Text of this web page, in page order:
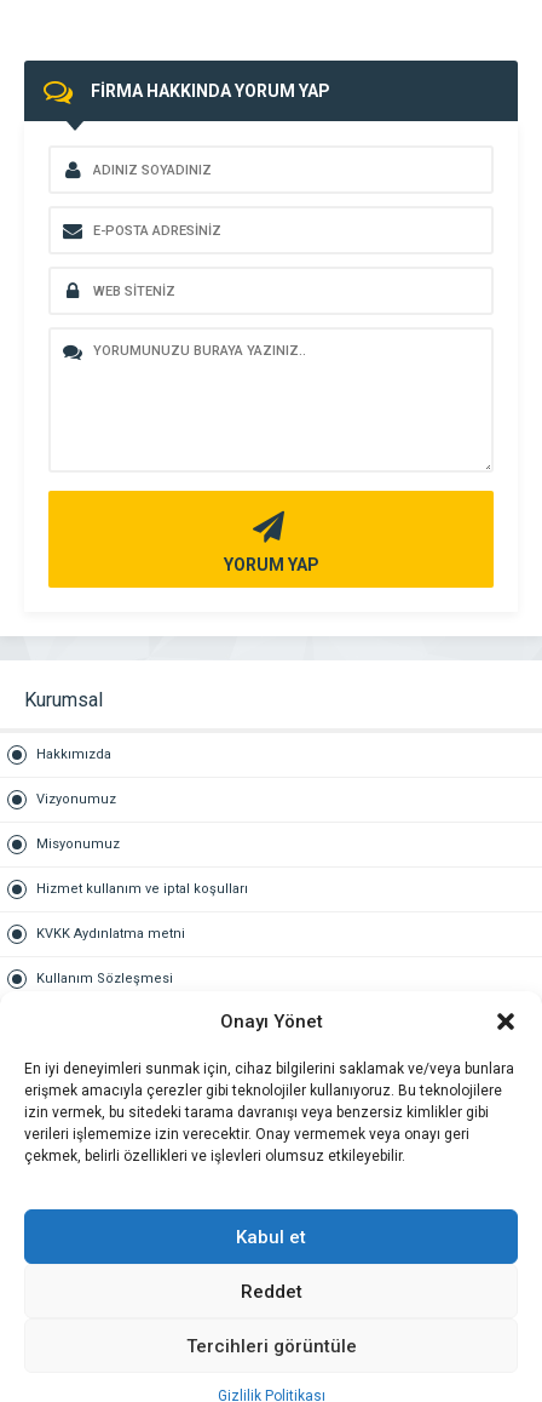
Onayı Yönet
En iyi deneyimleri sunmak için, cihaz bilgilerini saklamak ve/veya bunlara
erişmek amacıyla çerezler gibi teknolojiler kullanıyoruz. Bu teknolojilere
izin vermek, bu sitedeki tarama davranışı veya benzersiz kimlikler gibi
verileri işlememize izin verecektir. Onay vermemek veya onayı geri
çekmek, belirli özellikleri ve işlevleri olumsuz etkileyebilir.
Kabul et
Reddet
Tercihleri görüntüle
Gizlilik Politikası
FİRMA HAKKINDA YORUM YAP
YORUM YAP
Kurumsal
Hakkımızda
Vizyonumuz
Misyonumuz
Hizmet kullanım ve iptal koşulları
KVKK Aydınlatma metni
Kullanım Sözleşmesi
Gold üyelik nedir
Kariyer